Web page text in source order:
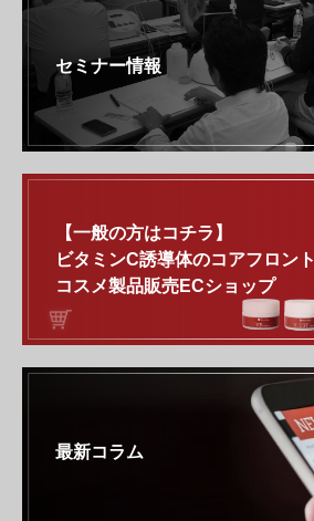
セミナー情報
【一般の方はコチラ】
ビタミンC誘導体のコアフロント
コスメ製品販売ECショップ
最新コラム